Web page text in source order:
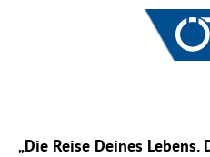
„Die Reise Deines